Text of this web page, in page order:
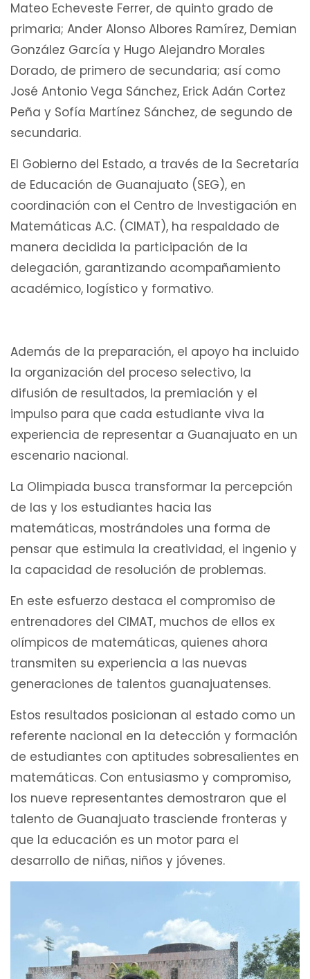
Mateo Echeveste Ferrer, de quinto grado de
primaria; Ander Alonso Albores Ramírez, Demian
González García y Hugo Alejandro Morales
Dorado, de primero de secundaria; así como
José Antonio Vega Sánchez, Erick Adán Cortez
Peña y Sofía Martínez Sánchez, de segundo de
secundaria.
El Gobierno del Estado, a través de la Secretaría
de Educación de Guanajuato (SEG), en
coordinación con el Centro de Investigación en
Matemáticas A.C. (CIMAT), ha respaldado de
manera decidida la participación de la
delegación, garantizando acompañamiento
académico, logístico y formativo.
Además de la preparación, el apoyo ha incluido
la organización del proceso selectivo, la
difusión de resultados, la premiación y el
impulso para que cada estudiante viva la
experiencia de representar a Guanajuato en un
escenario nacional.
La Olimpiada busca transformar la percepción
de las y los estudiantes hacia las
matemáticas, mostrándoles una forma de
pensar que estimula la creatividad, el ingenio y
la capacidad de resolución de problemas.
En este esfuerzo destaca el compromiso de
entrenadores del CIMAT, muchos de ellos ex
olímpicos de matemáticas, quienes ahora
transmiten su experiencia a las nuevas
generaciones de talentos guanajuatenses.
Estos resultados posicionan al estado como un
referente nacional en la detección y formación
de estudiantes con aptitudes sobresalientes en
matemáticas. Con entusiasmo y compromiso,
los nueve representantes demostraron que el
talento de Guanajuato trasciende fronteras y
que la educación es un motor para el
desarrollo de niñas, niños y jóvenes.